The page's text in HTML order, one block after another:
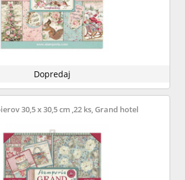
Dopredaj
30,5 x 30,5 cm ,22 ks, Grand hotel